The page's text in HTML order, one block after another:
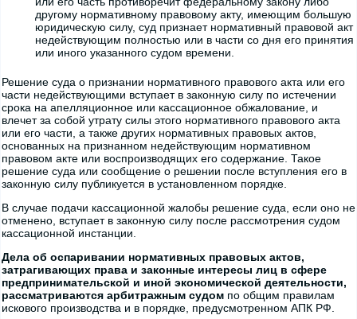
другому нормативному правовому акту, имеющим большую
юридическую силу, суд признает нормативный правовой акт
недействующим полностью или в части со дня его принятия
или иного указанного судом времени.
Решение суда о признании нормативного правового акта или его
части недействующими вступает в законную силу по истечении
срока на апелляционное или кассационное обжалование, и
влечет за собой утрату силы этого нормативного правового акта
или его части, а также других нормативных правовых актов,
основанных на признанном недействующим нормативном
правовом акте или воспроизводящих его содержание. Такое
решение суда или сообщение о решении после вступления его в
законную силу публикуется в установленном порядке.
В случае подачи кассационной жалобы решение суда, если оно не
отменено, вступает в законную силу после рассмотрения судом
кассационной инстанции.
Дела об оспаривании нормативных правовых актов,
затрагивающих права и законные интересы лиц в сфере
предпринимательской и иной экономической деятельности,
рассматриваются арбитражным судом по общим правилам
искового производства и в порядке, предусмотренном АПК РФ.